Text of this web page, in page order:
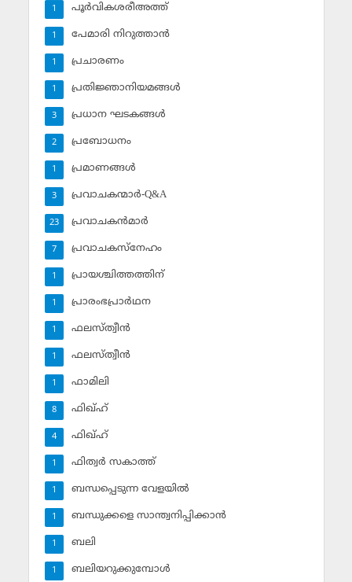
പൂര്‍വികശരീഅത്ത്
1
പേമാരി നിറുത്താന്‍
1
പ്രചാരണം
1
പ്രതിജ്ഞാനിയമങ്ങള്‍
1
പ്രധാന ഘടകങ്ങള്‍
3
പ്രബോധനം
2
പ്രമാണങ്ങള്‍
1
പ്രവാചകന്മാര്‍-Q&A
3
പ്രവാചകന്‍മാര്‍
23
പ്രവാചകസ്‌നേഹം
7
പ്രായശ്ചിത്തത്തിന്
1
പ്രാരംഭപ്രാര്‍ഥന
1
ഫലസ്ത്വീൻ
1
ഫലസ്ത്വീൻ
1
ഫാമിലി
1
ഫിഖ്ഹ്
8
ഫിഖ്ഹ്‌
4
ഫിത്വര്‍ സകാത്ത്‌
1
ബന്ധപ്പെടുന്ന വേളയില്‍
1
ബന്ധുക്കളെ സാന്ത്വനിപ്പിക്കാന്‍
1
ബലി
1
ബലിയറുക്കുമ്പോള്‍
1